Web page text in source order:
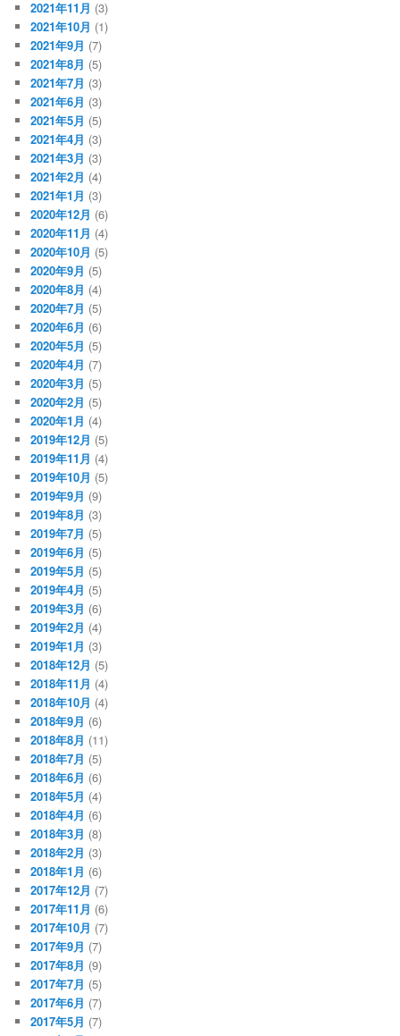
2021年11月 (3)
2021年10月 (1)
2021年9月 (7)
2021年8月 (5)
2021年7月 (3)
2021年6月 (3)
2021年5月 (5)
2021年4月 (3)
2021年3月 (3)
2021年2月 (4)
2021年1月 (3)
2020年12月 (6)
2020年11月 (4)
2020年10月 (5)
2020年9月 (5)
2020年8月 (4)
2020年7月 (5)
2020年6月 (6)
2020年5月 (5)
2020年4月 (7)
2020年3月 (5)
2020年2月 (5)
2020年1月 (4)
2019年12月 (5)
2019年11月 (4)
2019年10月 (5)
2019年9月 (9)
2019年8月 (3)
2019年7月 (5)
2019年6月 (5)
2019年5月 (5)
2019年4月 (5)
2019年3月 (6)
2019年2月 (4)
2019年1月 (3)
2018年12月 (5)
2018年11月 (4)
2018年10月 (4)
2018年9月 (6)
2018年8月 (11)
2018年7月 (5)
2018年6月 (6)
2018年5月 (4)
2018年4月 (6)
2018年3月 (8)
2018年2月 (3)
2018年1月 (6)
2017年12月 (7)
2017年11月 (6)
2017年10月 (7)
2017年9月 (7)
2017年8月 (9)
2017年7月 (5)
2017年6月 (7)
2017年5月 (7)